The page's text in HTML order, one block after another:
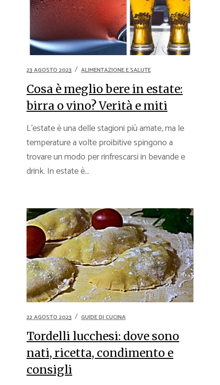
23 AGOSTO 2023 ALIMENTAZIONE E SALUTE
Cosa è meglio bere in estate:
birra o vino? Verità e miti
L’estate è una delle stagioni più amate, ma le
temperature a volte proibitive spingono a
trovare un modo per rinfrescarsi in bevande e
drink. In estate è...
22 AGOSTO 2023 GUIDE DI CUCINA
Tordelli lucchesi: dove sono
nati, ricetta, condimento e
consigli